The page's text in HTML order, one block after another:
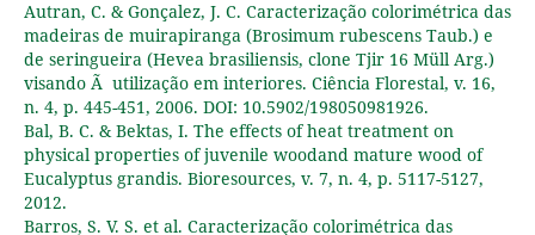
Autran, C. & Gonçalez, J. C. Caracterização colorimétrica das
madeiras de muirapiranga (Brosimum rubescens Taub.) e
de seringueira (Hevea brasiliensis, clone Tjir 16 Müll Arg.)
visando Ã utilização em interiores. Ciência Florestal, v. 16,
n. 4, p. 445-451, 2006. DOI: 10.5902/198050981926.
Bal, B. C. & Bektas, I. The effects of heat treatment on
physical properties of juvenile woodand mature wood of
Eucalyptus grandis. Bioresources, v. 7, n. 4, p. 5117-5127,
2012.
Barros, S. V. S. et al. Caracterização colorimétrica das